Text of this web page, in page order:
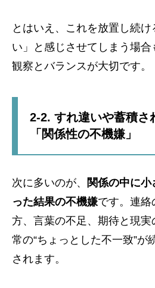
とはいえ、これを放置し続
い」と感じさせてしまう場
観察とバランスが大切です。
2-2. すれ違いや蓄積さ
「関係性の不機嫌」
次に多いのが、 関係の中に
った結果の不機嫌です。連絡
方、言葉の不足、期待と現実
常の“ちょっとした不一致”が
されます。